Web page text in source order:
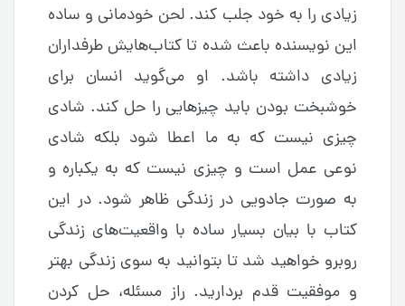
زیادی را به خود جلب کند. لحن خودمانی و ساده
این نویسنده باعث شده تا کتاب‌هایش طرفداران
زیادی داشته باشد. او می‌گوید انسان برای
خوشبخت بودن باید چیزهایی را حل کند. شادی
چیزی نیست که به ما اعطا شود بلکه شادی
نوعی عمل است و چیزی نیست که به یکباره و
به صورت جادویی در زندگی ظاهر شود. در این
کتاب با بیان بسیار ساده با واقعیت‌های زندگی
روبرو خواهید شد تا بتوانید به سوی زندگی بهتر
و موفقیت قدم بردارید. راز مسئله، حل کردن